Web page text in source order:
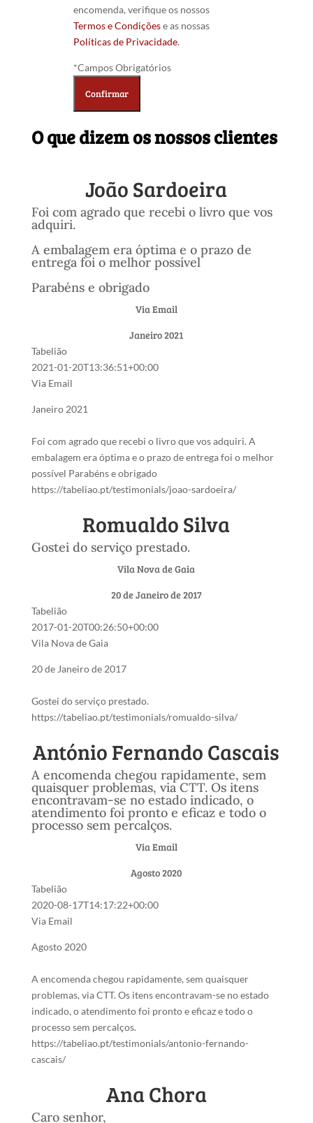
encomenda, verifique os nossos
Termos e Condiçõese as nossas
Políticas de Privacidade.
*Campos Obrigatórios
O que dizem os nossos clientes
João Sardoeira
Foi com agrado que recebi o livro que vos
adquiri.
A embalagem era óptima e o prazo de
entrega foi o melhor possível
Parabéns e obrigado
Via Email
Janeiro 2021
Tabelião
2021-01-20T13:36:51+00:00
Via Email
Janeiro 2021
Foi com agrado que recebi o livro que vos adquiri. A
embalagem era óptima e o prazo de entrega foi o melhor
possível Parabéns e obrigado
https://tabeliao.pt/testimonials/joao-sardoeira/
Romualdo Silva
Gostei do serviço prestado.
Vila Nova de Gaia
20 de Janeiro de 2017
Tabelião
2017-01-20T00:26:50+00:00
Vila Nova de Gaia
20 de Janeiro de 2017
Gostei do serviço prestado.
https://tabeliao.pt/testimonials/romualdo-silva/
António Fernando Cascais
A encomenda chegou rapidamente, sem
quaisquer problemas, via CTT. Os itens
encontravam-se no estado indicado, o
atendimento foi pronto e eficaz e todo o
processo sem percalços.
Via Email
Agosto 2020
Tabelião
2020-08-17T14:17:22+00:00
Via Email
Agosto 2020
A encomenda chegou rapidamente, sem quaisquer
problemas, via CTT. Os itens encontravam-se no estado
indicado, o atendimento foi pronto e eficaz e todo o
processo sem percalços.
https://tabeliao.pt/testimonials/antonio-fernando-
cascais/
Ana Chora
Caro senhor,